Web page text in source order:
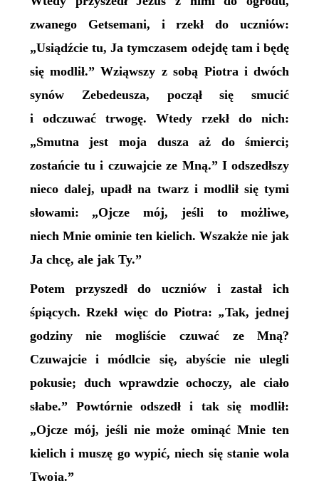
zwanego Getsemani, i rzekł do uczniów:
„Usiądźcie tu, Ja tymczasem odejdę tam i będę
się modlił.” Wziąwszy z sobą Piotra i dwóch
synów Zebedeusza, począł się smucić
i odczuwać trwogę. Wtedy rzekł do nich:
„Smutna jest moja dusza aż do śmierci;
zostańcie tu i czuwajcie ze Mną.” I odszedłszy
nieco dalej, upadł na twarz i modlił się tymi
słowami: „Ojcze mój, jeśli to możliwe,
niech Mnie ominie ten kielich. Wszakże nie jak
Ja chcę, ale jak Ty.”
Potem przyszedł do uczniów i zastał ich
śpiących. Rzekł więc do Piotra: „Tak, jednej
godziny nie mogliście czuwać ze Mną?
Czuwajcie i módlcie się, abyście nie ulegli
pokusie; duch wprawdzie ochoczy, ale ciało
słabe.” Powtórnie odszedł i tak się modlił:
„Ojcze mój, jeśli nie może ominąć Mnie ten
kielich i muszę go wypić, niech się stanie wola
Twoja.”